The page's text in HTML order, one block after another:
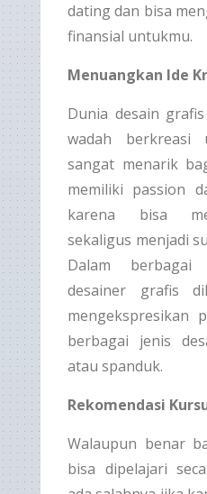
dating dan bisa
finansial untukmu.
Menuangkan Ide
Dunia desain
wadah berkreasi
sangat menarik
memiliki passion
karena bisa
sekaligus menjadi
Dalam berbagai
desainer grafis
mengekspresikan
berbagai jenis
atau spanduk.
Rekomendasi
Walaupun benar
bisa dipelajari